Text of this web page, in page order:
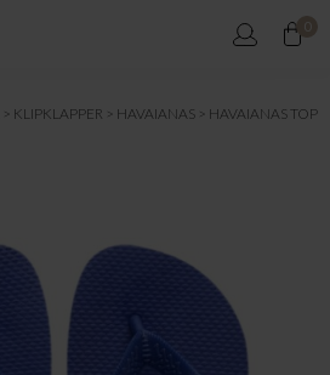
0
KLIPKLAPPER HAVAIANAS HAVAIANAS TOP